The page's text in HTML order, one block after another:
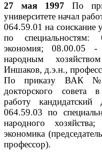
27 мая 1997 По
университете начал
064.59.01 на соискание
по специальностям:
экономия; 08.00.05 -
народным
Иншаков, д.э.н.,
По приказу ВАК №
докторского совета
работу кандидатский
064.59.03 по
народного
экономика
профессор).